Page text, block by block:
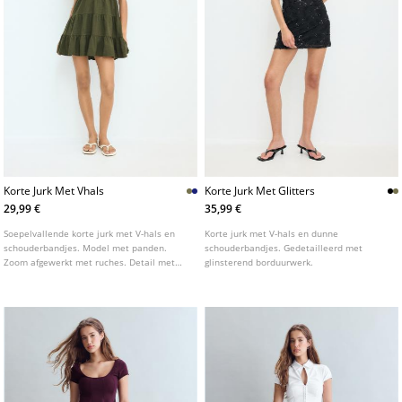
Korte Jurk Met Vhals
29,99 €
Soepelvallende korte jurk met V-hals en
schouderbandjes. Model met panden.
Zoom afgewerkt met ruches. Detail met
Korte Jurk Met Glitters
35,99 €
Korte jurk met V-hals en dunne
schouderbandjes. Gedetailleerd met
glinsterend borduurwerk.